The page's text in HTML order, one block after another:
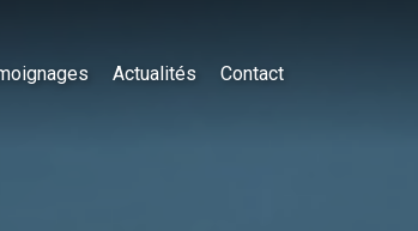
Actualités Contact